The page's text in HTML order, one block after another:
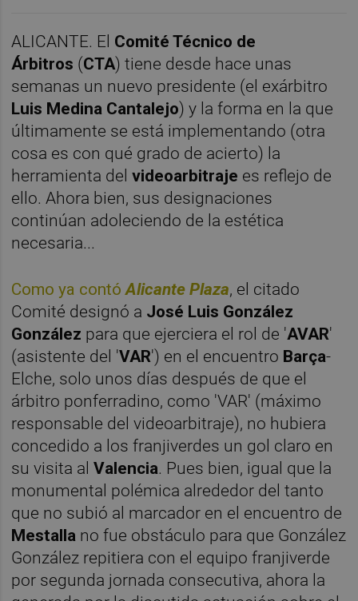
ALICANTE. El Comité Técnico de
Árbitros (CTA) tiene desde hace unas
semanas un nuevo presidente (el exárbitro
Luis Medina Cantalejo) y la forma en la que
últimamente se está implementando (otra
cosa es con qué grado de acierto) la
herramienta delvideoarbitraje es reflejo de
ello. Ahora bien, sus designaciones
continúan adoleciendo de la estética
necesaria...
Como ya contóAlicante Plaza, el citado
Comité designó a José Luis González
González para que ejerciera el rol de 'AVAR'
(asistente del 'VAR') en el encuentro Barça-
Elche, solo unos días después de que el
árbitro ponferradino, como 'VAR' (máximo
responsable del videoarbitraje), no hubiera
concedido a los franjiverdes un gol claro en
su visita alValencia. Pues bien, igual que la
monumental polémica alrededor del tanto
que no subió al marcador en el encuentro de
Mestalla no fue obstáculo para que González
González repitiera con el equipo franjiverde
por segunda jornada consecutiva, ahora la